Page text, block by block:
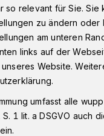
vier Stimmen
den
ihr neues
so relevant für Sie.
zu ändern
am unteren
links auf der
Website.
umfasst alle
1 lit. a DSGVO auch